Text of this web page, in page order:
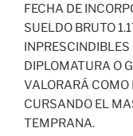
FECHA DE
SUELDO BRUTO
INPRESCINDIBLES
DIPLOMATURA O
VALORARÁ COMO
CURSANDO EL
TEMPRANA.